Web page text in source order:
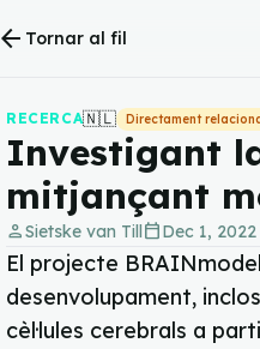
arrow_back Tornar al fil
RECERCA🇳🇱 Directament
Investigant
mitjançant
personSietske van Tillcalendar_todayDec 1, 2022
El projecte
desenvolupament,
cèl·lules cerebrals a